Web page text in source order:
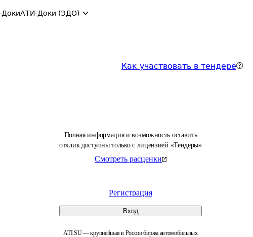
АТИ-Доки (ЭДО)
Как участвовать в тендере
Полная информация и возможность оставить
отклик доступны только с лицензией «Тендеры»
Смотреть расценки
Регистрация
Вход
ATI.SU — крупнейшая в России биржа автомобильных